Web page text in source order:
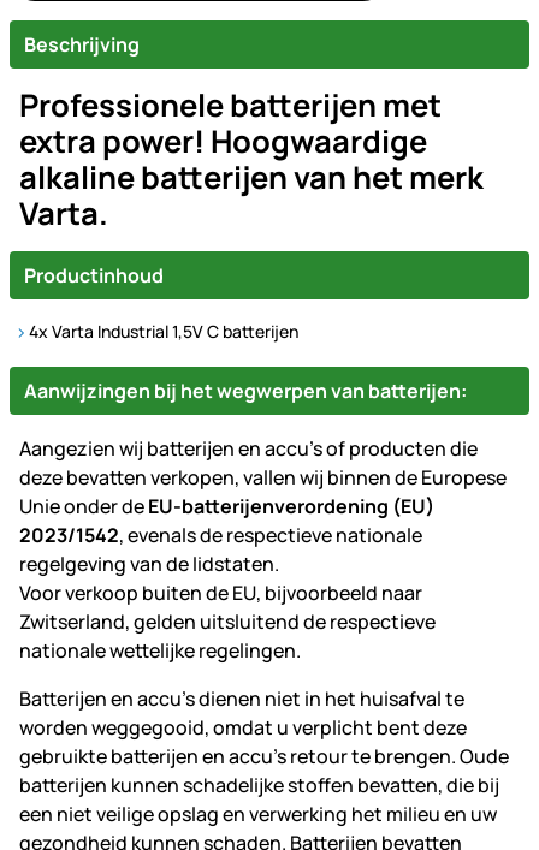
Beschrijving
Professionele batterijen met
extra power! Hoogwaardige
alkaline batterijen van het merk
Varta.
Productinhoud
4x Varta Industrial 1,5V C batterijen
Aanwijzingen bij het wegwerpen van batterijen:
Aangezien wij batterijen en accu's of producten die
deze bevatten verkopen, vallen wij binnen de Europese
Unie onder deEU-batterijenverordening (EU)
2023/1542, evenals de respectieve nationale
regelgeving van de lidstaten.
Voor verkoop buiten de EU, bijvoorbeeld naar
Zwitserland, gelden uitsluitend de respectieve
nationale wettelijke regelingen.
Batterijen en accu's dienen niet in het huisafval te
worden weggegooid, omdat u verplicht bent deze
gebruikte batterijen en accu's retour te brengen. Oude
batterijen kunnen schadelijke stoffen bevatten, die bij
een niet veilige opslag en verwerking het milieu en uw
gezondheid kunnen schaden. Batterijen bevatten